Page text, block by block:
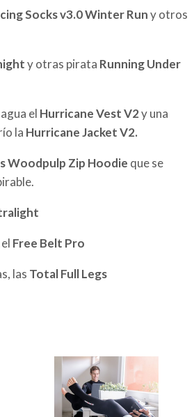
Socks v3.0 Winter Runy otros
y otras pirata Running Under
el Hurricane Vest V2y una
la Hurricane Jacket V2.
Woodpulp Zip Hoodie que se
Free Belt Pro
las Total Full Legs